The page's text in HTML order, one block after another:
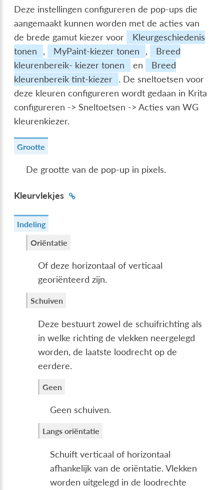
Deze instellingen configureren de pop-ups die
aangemaakt kunnen worden met de acties van
de brede gamut kiezer voor
Kleurgeschiedenis
tonen
, MyPaint-kiezer tonen ,
Breed
kleurenbereik- kiezer tonen
en
Breed
kleurenbereik tint-kiezer
. De sneltoetsen voor
deze kleuren configureren wordt gedaan in Krita
configureren -> Sneltoetsen -> Acties van WG
kleurenkiezer.
Grootte
De grootte van de pop-up in pixels.
Kleurvlekjes
Indeling
Oriëntatie
Of deze horizontaal of verticaal
georiënteerd zijn.
Schuiven
Deze bestuurt zowel de schuifrichting als
in welke richting de vlekken neergelegd
worden, de laatste loodrecht op de
eerdere.
Geen
Geen schuiven.
Langs oriëntatie
Schuift verticaal of horizontaal
afhankelijk van de oriëntatie. Vlekken
worden uitgelegd in de loodrechte